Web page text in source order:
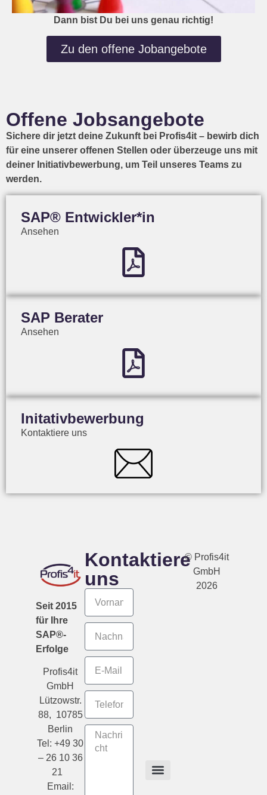
Dann bist Du bei uns genau richtig!
Zu den offene Jobangebote
Offene Jobsangebote
Sichere dir jetzt deine Zukunft bei Profis4it – bewirb dich
für eine unserer offenen Stellen oder überzeuge uns mit
deiner Initiativbewerbung, um Teil unseres Teams zu
werden.
SAP® Entwickler*in​
Ansehen
SAP Berater
Ansehen
Initativbewerbung
Kontaktiere uns
Seit 2015
für Ihre
SAP®-
Erfolge
Profis4it
GmbH
Lützowstr.
88, 10785
Berlin
Tel: +49 30
– 26 10 36
21
Email:
Kontaktiere
uns
© Profis4it
GmbH
2026